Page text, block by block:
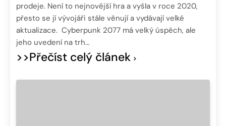
prodeje. Není to nejnovější hra a vyšla v roce 2020,
přesto se jí vývojáři stále věnují a vydávají velké
aktualizace. Cyberpunk 2077 má velký úspěch, ale
jeho uvedení na trh…
>>Přečíst celý článek